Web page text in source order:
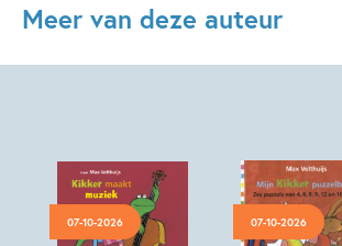
Meer van deze auteur
07-10-2026 07-10-2026